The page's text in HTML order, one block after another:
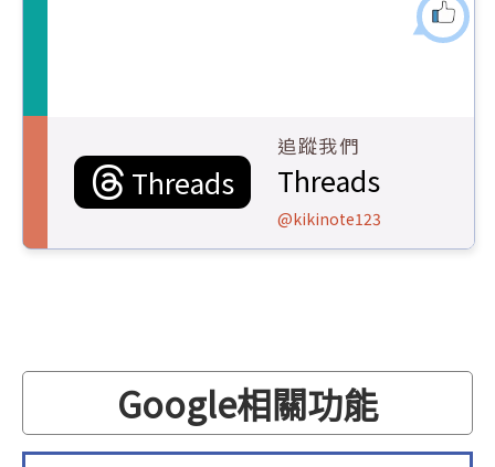
Threads
追蹤我們
Threads
@kikinote123
Google相關功能